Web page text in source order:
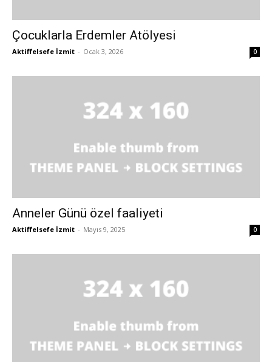
Çocuklarla Erdemler Atölyesi
Aktiffelsefe İzmit - Ocak 3, 2026 0
Anneler Günü özel faaliyeti
Aktiffelsefe İzmit - Mayıs 9, 2025 0